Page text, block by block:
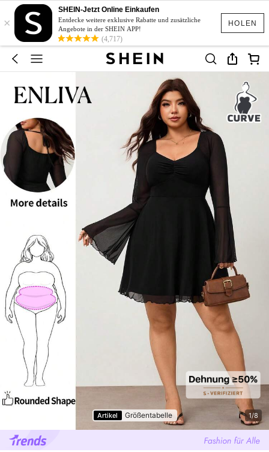
HOLEN
×
SHEIN-Jetzt Online Einkaufen
Entdecke weitere exklusive Rabatte und zusätzliche
Angebote in der SHEIN APP!
(4,717)
Artikel Größentabelle 1/8